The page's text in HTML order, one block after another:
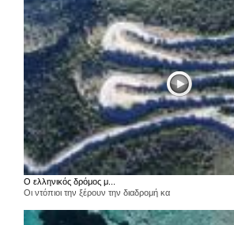
Ο ελληνικός δρόμος μ...
Οι ντόπιοι την ξέρουν την διαδρομή κα